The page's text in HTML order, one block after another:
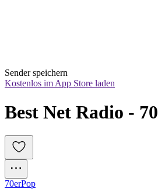
Sender speichern
Kostenlos im App Store laden
Best Net Radio -
70erPop